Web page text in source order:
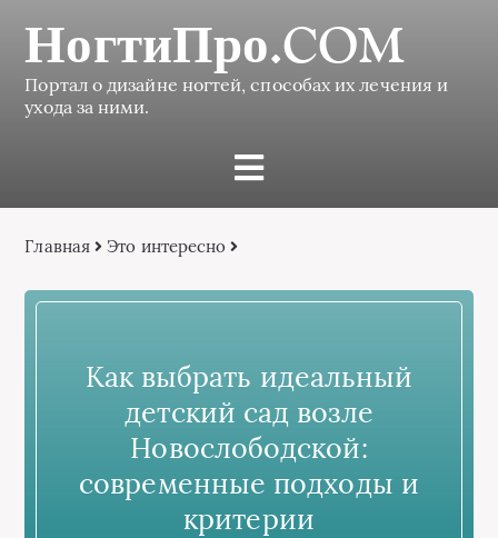
НогтиПро.COM
Портал о дизайне ногтей, способах их лечения и
ухода за ними.
Главная Это интересно
Как выбрать идеальный
детский сад возле
Новослободской:
современные подходы и
критерии